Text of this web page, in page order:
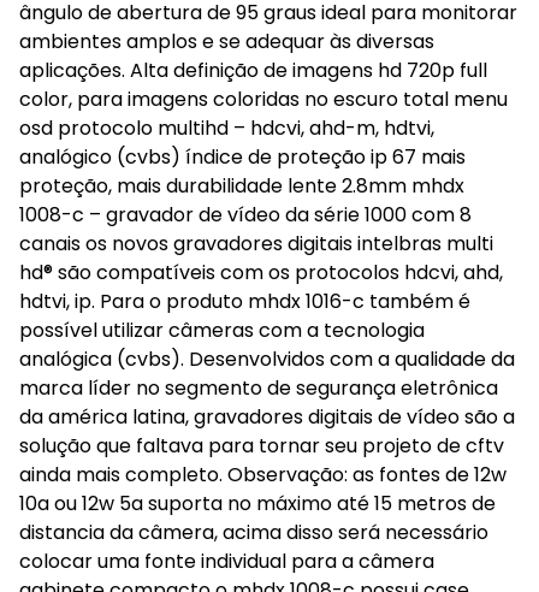
ângulo de abertura de 95 graus ideal para monitorar
ambientes amplos e se adequar às diversas
aplicações. Alta definição de imagens hd 720p full
color, para imagens coloridas no escuro total menu
osd protocolo multihd – hdcvi, ahd-m, hdtvi,
analógico (cvbs) índice de proteção ip 67 mais
proteção, mais durabilidade lente 2.8mm mhdx
1008-c – gravador de vídeo da série 1000 com 8
canais os novos gravadores digitais intelbras multi
hd® são compatíveis com os protocolos hdcvi, ahd,
hdtvi, ip. Para o produto mhdx 1016-c também é
possível utilizar câmeras com a tecnologia
analógica (cvbs). Desenvolvidos com a qualidade da
marca líder no segmento de segurança eletrônica
da américa latina, gravadores digitais de vídeo são a
solução que faltava para tornar seu projeto de cftv
ainda mais completo. Observação: as fontes de 12w
10a ou 12w 5a suporta no máximo até 15 metros de
distancia da câmera, acima disso será necessário
colocar uma fonte individual para a câmera